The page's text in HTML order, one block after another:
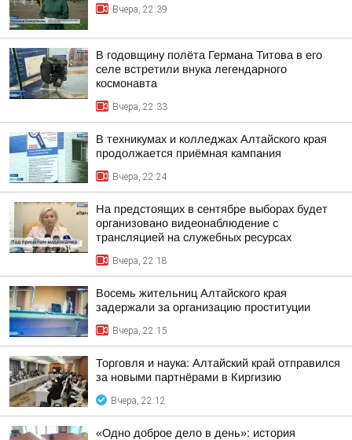
Вчера, 22:39
В годовщину полёта Германа Титова в его
селе встретили внука легендарного
космонавта
Вчера, 22:33
В техникумах и колледжах Алтайского края
продолжается приёмная кампания
Вчера, 22:24
На предстоящих в сентябре выборах будет
организовано видеонаблюдение с
трансляцией на служебных ресурсах
Вчера, 22:18
Восемь жительниц Алтайского края
задержали за организацию проституции
Вчера, 22:15
Торговля и наука: Алтайский край отправился
за новыми партнёрами в Киргизию
Вчера, 22:12
«Одно доброе дело в день»: история